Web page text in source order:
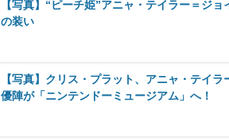
【写真】“ピーチ姫”アニャ・テイラー＝ジ
の装い
【写真】クリス・プラット、アニャ・テイ
優陣が「ニンテンドーミュージアム」へ！